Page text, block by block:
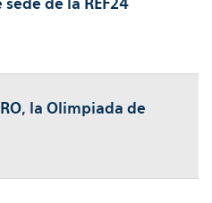
de la REF24
la Olimpiada de